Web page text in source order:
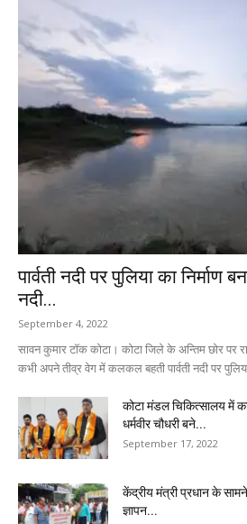
पार्वती नदी पर पुलिया का निर्माण
नदी...
September 4, 2022
सावन कुमार टॉक कोटा। कोटा जिले के अन्तिम छोर पर
कभी अपने तीव्र वेग में कलकल बहती पार्वती नदी पर
कोटा मंडल चिकित्सालय में
धर्मवीर चौधरी बने...
September 17, 2022
केंद्रीय मंत्री प्रधान के
ज्ञापन...